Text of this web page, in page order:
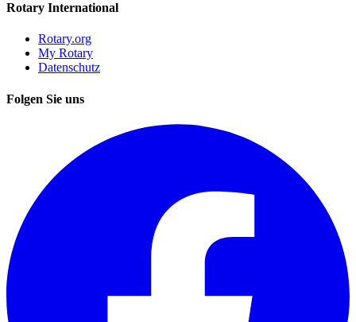
Rotary International
Rotary.org
My Rotary
Datenschutz
Folgen Sie uns